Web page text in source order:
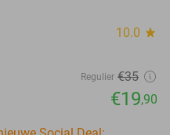
10.0 star
Regulier €35
€19,90